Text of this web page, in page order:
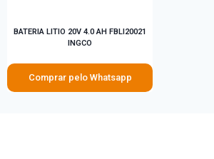
BATERIA LITIO 20V 4.0 AH FBLI20021
INGCO
Comprar pelo Whatsapp